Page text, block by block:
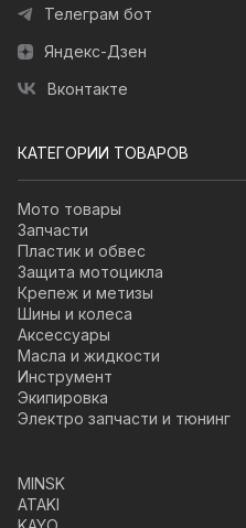
Телеграм бот
Яндекс-Дзен
Вконтакте
КАТЕГОРИИ ТОВАРОВ
Мото товары
Запчасти
Пластик и обвес
Защита мотоцикла
Крепеж и метизы
Шины и колеса
Аксессуары
Масла и жидкости
Инструмент
Экипировка
Электро запчасти и тюнинг
MINSK
ATAKI